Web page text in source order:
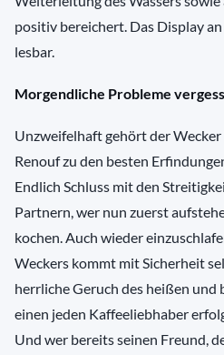
positiv bereichert. Das Display
lesbar.
Morgendliche Probleme
Unzweifelhaft gehört der
Renouf zu den besten
Endlich Schluss mit den
Partnern, wer nun zuerst
kochen. Auch wieder
Weckers kommt mit Sicherheit
herrliche Geruch des heißen
einen jeden Kaffeeliebhaber
Und wer bereits seinen Freund,